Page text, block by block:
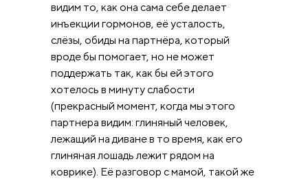
видим то, как она сама себе делает
инъекции гормонов, её усталость,
слёзы, обиды на партнёра, который
вроде бы помогает, но не может
поддержать так, как бы ей этого
хотелось в минуту слабости
(прекрасный момент, когда мы этого
партнера видим: глиняный человек,
лежащий на диване в то время, как его
глиняная лошадь лежит рядом на
коврике). Её разговор с мамой, такой же